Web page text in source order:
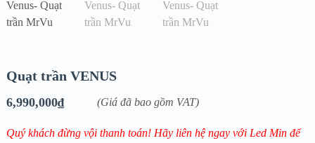
Quạt trần VENUS
6,990,000₫ (Giá đã bao gồm VAT)
Quý khách đừng vội thanh toán! Hãy liên hệ ngay với Led Min để